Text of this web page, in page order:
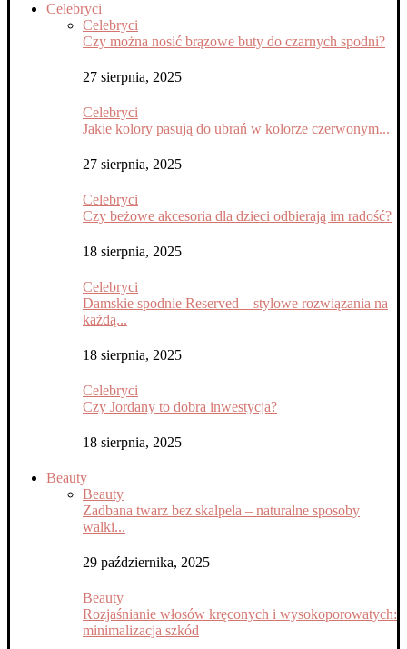
Celebryci
Celebryci
Czy można nosić brązowe buty do czarnych spodni?
27 sierpnia, 2025
Celebryci
Jakie kolory pasują do ubrań w kolorze czerwonym...
27 sierpnia, 2025
Celebryci
Czy beżowe akcesoria dla dzieci odbierają im radość?
18 sierpnia, 2025
Celebryci
Damskie spodnie Reserved – stylowe rozwiązania na
każdą...
18 sierpnia, 2025
Celebryci
Czy Jordany to dobra inwestycja?
18 sierpnia, 2025
Beauty
Beauty
Zadbana twarz bez skalpela – naturalne sposoby
walki...
29 października, 2025
Beauty
Rozjaśnianie włosów kręconych i wysokoporowatych:
minimalizacja szkód